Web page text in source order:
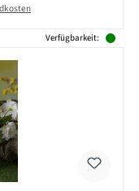
Verfügbarkeit: